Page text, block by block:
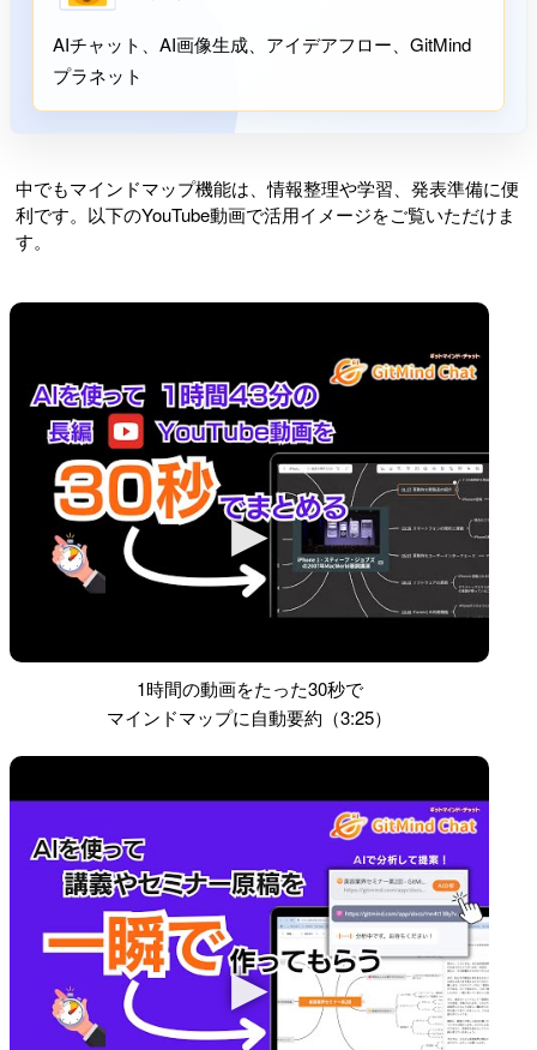
AIチャット、AI画像生成、アイデアフロー、GitMind
プラネット
中でもマインドマップ機能は、情報整理や学習、発表準備に便
利です。以下のYouTube動画で活用イメージをご覧いただけま
す。
▶
1時間の動画をたった30秒で
マインドマップに自動要約（3:25）
▶